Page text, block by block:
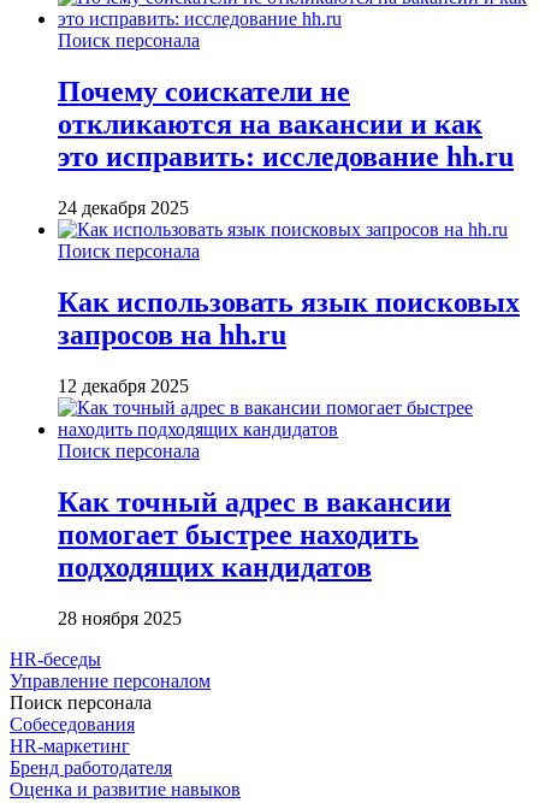
Поиск персонала
Почему соискатели не
откликаются на вакансии и как
это исправить: исследование hh.ru
24 декабря 2025
Поиск персонала
Как использовать язык поисковых
запросов на hh.ru
12 декабря 2025
Поиск персонала
Как точный адрес в вакансии
помогает быстрее находить
подходящих кандидатов
28 ноября 2025
HR-беседы
Управление персоналом
Поиск персонала
Собеседования
HR-маркетинг
Бренд работодателя
Оценка и развитие навыков